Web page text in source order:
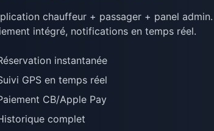
chauffeur + passager + panel
intégré, notifications en temps réel.
instantanée
GPS en temps réel
CB/Apple Pay
complet